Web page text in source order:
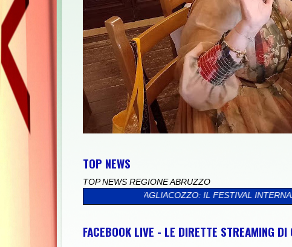
TOP NEWS
TOP NEWS REGIONE ABRUZZO
TAGLIACOZZO: IL FESTIVAL INTERNAZIONALE DI MEZZA
FACEBOOK LIVE - LE DIRETTE STREAMING DI